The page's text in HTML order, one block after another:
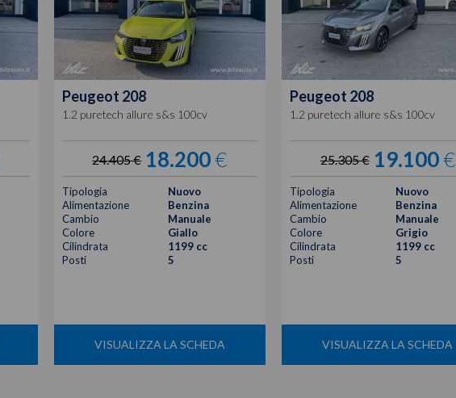
Peugeot 208
1.2 puretech allure s&s 100cv
24.405 € 18.200€
Tipologia
Nuovo
Alimentazione
Benzina
Cambio
Manuale
Colore
Giallo
Cilindrata
1199 cc
Posti
5
VISUALIZZA LA SCHEDA
Peugeot 208
1.2 puretech allure s&s 100cv
25.305 € 19.100€
Tipologia
Nuovo
Alimentazione
Benzina
Cambio
Manuale
Colore
Grigio
Cilindrata
1199 cc
Posti
5
VISUALIZZA LA SCHEDA